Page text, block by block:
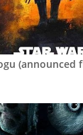
(announced